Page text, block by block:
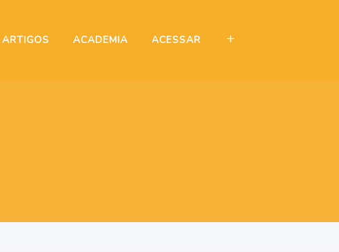
ARTIGOS ACADEMIA ACESSAR